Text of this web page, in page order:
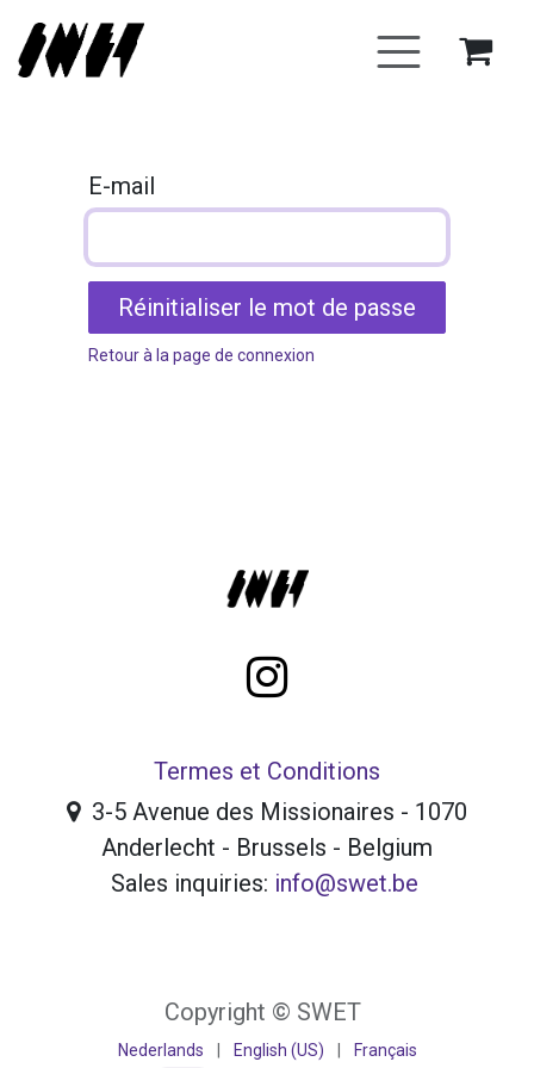
Se rendre au contenu
E-mail
Réinitialiser le mot de passe
Retour à la page de connexion
Termes et Conditions
3-5 Avenue des Missionaires - 1070
Anderlecht - Brussels - Belgium
Sales inquiries: info@swet.be
Copyright © SWET
Nederlands English (US) Français